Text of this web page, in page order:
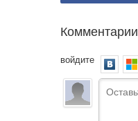
Комментарии
войдите